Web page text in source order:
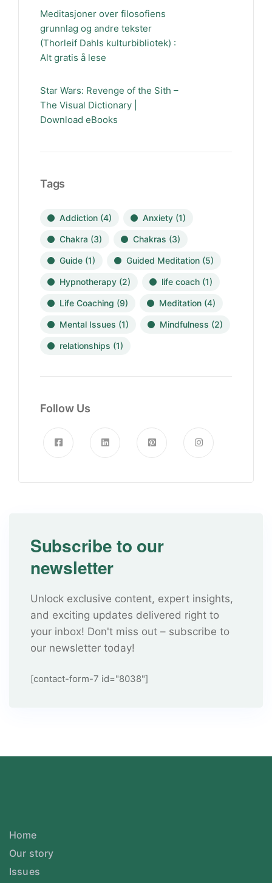
Meditasjoner over filosofiens
grunnlag og andre tekster
(Thorleif Dahls kulturbibliotek) :
Alt gratis å lese
Star Wars: Revenge of the Sith –
The Visual Dictionary |
Download eBooks
Tags
Addiction (4) Anxiety (1)
Chakra (3) Chakras (3)
Guide (1) Guided Meditation (5)
Hypnotherapy (2) life coach (1)
Life Coaching (9) Meditation (4)
Mental Issues (1) Mindfulness (2)
relationships (1)
Follow Us
Subscribe to our
newsletter
Unlock exclusive content, expert insights,
and exciting updates delivered right to
your inbox! Don't miss out – subscribe to
our newsletter today!
[contact-form-7 id="8038"]
Home
Our story
Issues